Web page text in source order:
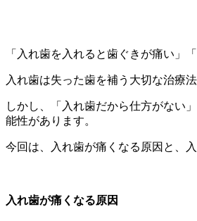
「入れ歯を入れると歯ぐきが痛い」
入れ歯は失った歯を補う大切な治療法
しかし、「入れ歯だから仕方がない
能性があります。
今回は、入れ歯が痛くなる原因と、
入れ歯が痛くなる原因